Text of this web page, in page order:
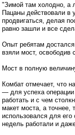
"Зимой там холодно, а
Пацаны действовали в
продвигаться, делая
равно зашли и все
Опыт ребятам
взяли мост, освободив
Мост в полную
Комбат отмечает, что
— для успеха операции
работать и с чем
макет моста, а точнее,
использовался для
недель работали и